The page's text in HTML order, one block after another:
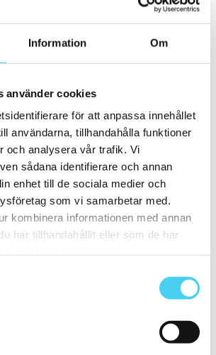
Information Om
använder cookies
för att anpassa innehållet
användarna, tillhandahålla funktioner
och analysera vår trafik. Vi
sådana identifierare och annan
enhet till de sociala medier och
som vi samarbetar med.
kombinera informationen med annan
har tillhandahållit eller som de har
10x60 cm(1)
cm
cm(1)
15x15 cm(14)
cm(1)
cm (1)
15x60 cm (1)
20x20 cm(12)
20x20 cm
21x18.2 cm
cm)(18)
cm(1)